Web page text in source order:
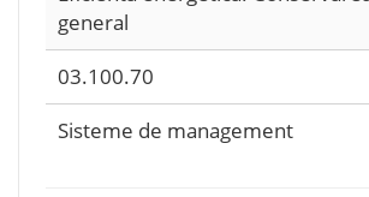
general
03.100.70
Sisteme de management